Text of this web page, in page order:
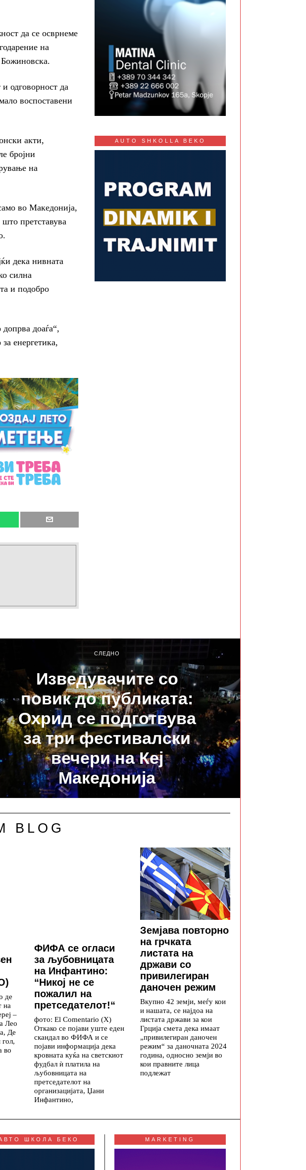
да се осврнеме
на
Божиновска.
одговорност да
воспоставени
акти,
бројни
на
во Македонија,
претставува
дека нивната
силна
и подобро
доаѓа“,
енергетика,
AUTO SHKOLLA BEKO
СЛЕДНО
Изведувачите со
повик до публиката:
Охрид се подготвува
за три фестивалски
вечери на Кеј
Македонија
BLOG
де
на
–
Лео
Де
во
ФИФА се огласи
за љубовницата
на Инфантино:
“Никој не се
пожалил на
претседателот!“
фото: El Comentario (X)
Откако се појави уште еден
скандал во ФИФА и се
појави информација дека
кровната куќа на светскиот
фудбал ѝ платила на
љубовницата на
претседателот на
организацијата, Џани
Инфантино,
Земјава повторно
на грчката
листата на
држави со
привилегиран
даночен режим
Вкупно 42 земји, меѓу кои
и нашата, се најдоа на
листата држави за кои
Грција смета дека имаат
„привилегиран даночен
режим“ за даночната 2024
година, односно земји во
кои правните лица
подлежат
ШКОЛА БЕКО MARKETING